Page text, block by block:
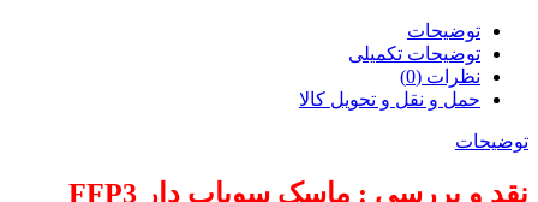
توضیحات
توضیحات تکمیلی
نظرات (0)
حمل و نقل و تحویل کالا
توضیحات
نقد و بررسی : ماسک سوپاپ دار FFP3